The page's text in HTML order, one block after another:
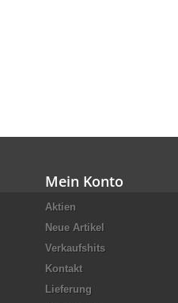
Mein Konto
Aktien
Neue Artikel
Verkaufshits
Kontakt
Lieferung